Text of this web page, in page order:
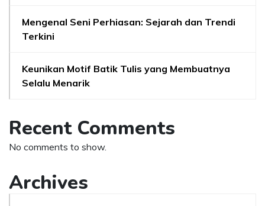
Mengenal Seni Perhiasan: Sejarah dan Trendi
Terkini
Keunikan Motif Batik Tulis yang Membuatnya
Selalu Menarik
Recent Comments
No comments to show.
Archives